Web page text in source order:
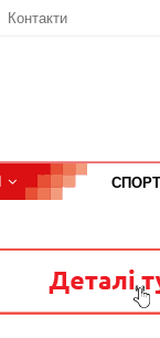
Контакти
СПОРТ